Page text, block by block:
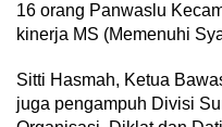
16 orang Panwaslu
kinerja MS (Memenuhi
Sitti Hasmah, Ketua
juga pengampuh Divisi